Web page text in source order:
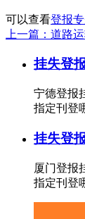
可以查看登报
上一篇：道路
挂失登
宁德登报
指定刊登
挂失登
厦门登报
指定刊登